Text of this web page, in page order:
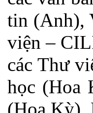
tin (Anh),
viện –
các Thư
học (Hoa
(Hoa Kỳ),